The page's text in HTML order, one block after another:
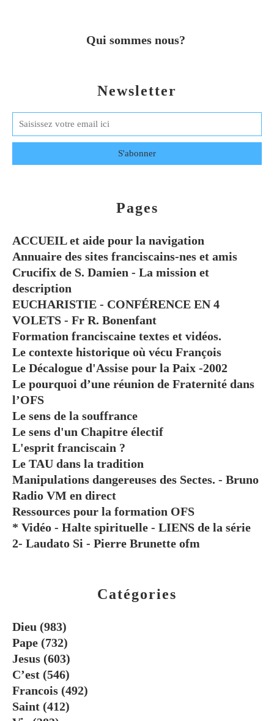
Newsletter
Catégories
Dieu (983)
Pape (732)
Jesus (603)
C’est (546)
Francois (492)
Saint (412)
Pages
ACCUEIL et aide pour la navigation
Annuaire des sites franciscains-nes et amis
Crucifix de S. Damien - La mission et
description
EUCHARISTIE - CONFÉRENCE EN 4
VOLETS - Fr R. Bonenfant
Formation franciscaine textes et vidéos.
Le contexte historique où vécu François
Le Décalogue d'Assise pour la Paix -2002
Le pourquoi d’une réunion de Fraternité dans
l’OFS
Le sens de la souffrance
Le sens d'un Chapitre électif
L'esprit franciscain ?
Le TAU dans la tradition
Manipulations dangereuses des Sectes. - Bruno
Radio VM en direct
Ressources pour la formation OFS
* Vidéo - Halte spirituelle - LIENS de la série
2- Laudato Si - Pierre Brunette ofm
Qui sommes nous?